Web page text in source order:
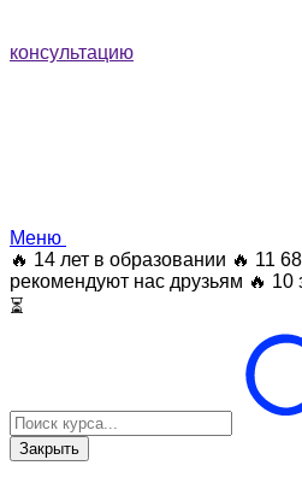
консультацию
Меню
🔥 14 лет в образовании 🔥 11
рекомендуют нас друзьям 🔥 10
⏳
Закрыть